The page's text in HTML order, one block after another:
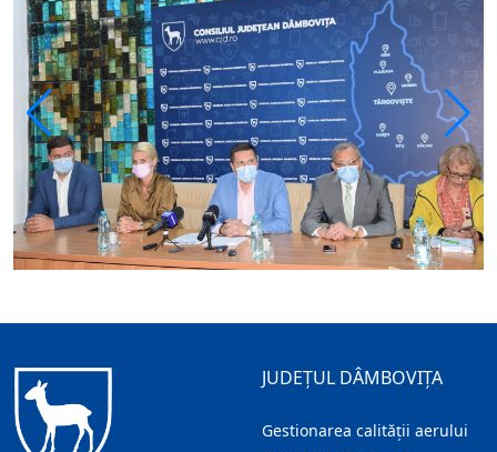
JUDEȚUL DÂMBOVIȚA
Gestionarea calității aerului